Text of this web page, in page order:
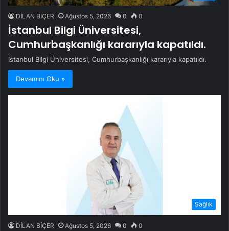
DİLAN BİÇER Ağustos 5, 2026 0 0
İstanbul Bilgi Üniversitesi,
Cumhurbaşkanlığı kararıyla kapatıldı.
İstanbul Bilgi Üniversitesi, Cumhurbaşkanlığı kararıyla kapatıldı.
Devamını Oku »
Sağlık
DİLAN BİÇER Ağustos 5, 2026 0 0